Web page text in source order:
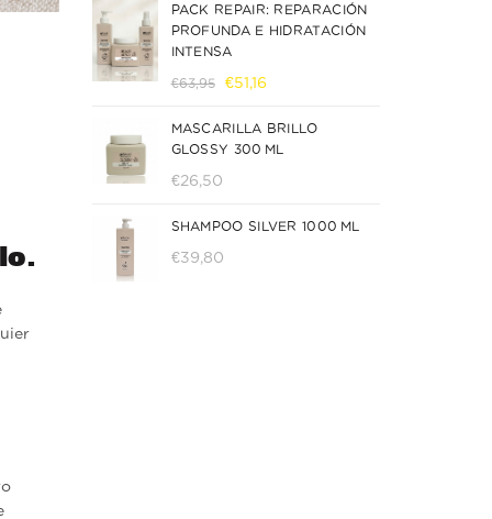
original
era:
€44,65.
actual
es:
PACK REPAIR: REPARACIÓN
PROFUNDA E HIDRATACIÓN
INTENSA
€63,95
El
original
era:
€63,95.
€51,16
actual
es:
MASCARILLA BRILLO
GLOSSY 300 ML
€26,50
SHAMPOO SILVER 1000 ML
€39,80